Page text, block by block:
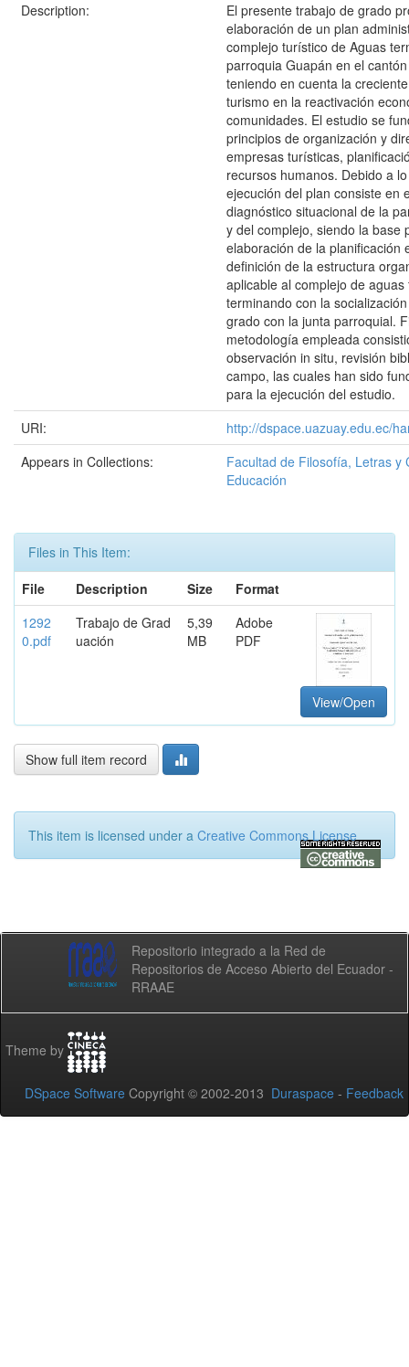
Description:
El presente trabajo de grado
elaboración de un plan
complejo turístico de Aguas
parroquia Guapán en el
teniendo en cuenta la
turismo en la reactivación
comunidades. El estudio se
principios de organización y
empresas turísticas,
recursos humanos. Debido a
ejecución del plan consiste en
diagnóstico situacional de la
y del complejo, siendo la base
elaboración de la planificación
definición de la estructura
aplicable al complejo de aguas
terminando con la
grado con la junta parroquial.
metodología empleada
observación in situ, revisión
campo, las cuales han sido
para la ejecución del estudio.
URI:
http://dspace.uazuay.edu.ec/
Appears in Collections:
Facultad de Filosofía, Letras y
Educación
Files in This Item:
File
Description Size
Format
1292
0.pdf
Trabajo de Grad
uación
5,39
MB
Adobe
PDF
View/Open
Show full item record
This item is licensed under a Creative Commons License
Repositorio integrado a la Red de
Repositorios de Acceso Abierto del Ecuador -
RRAAE
Theme by
DSpace Software Copyright © 2002-2013 Duraspace - Feedback